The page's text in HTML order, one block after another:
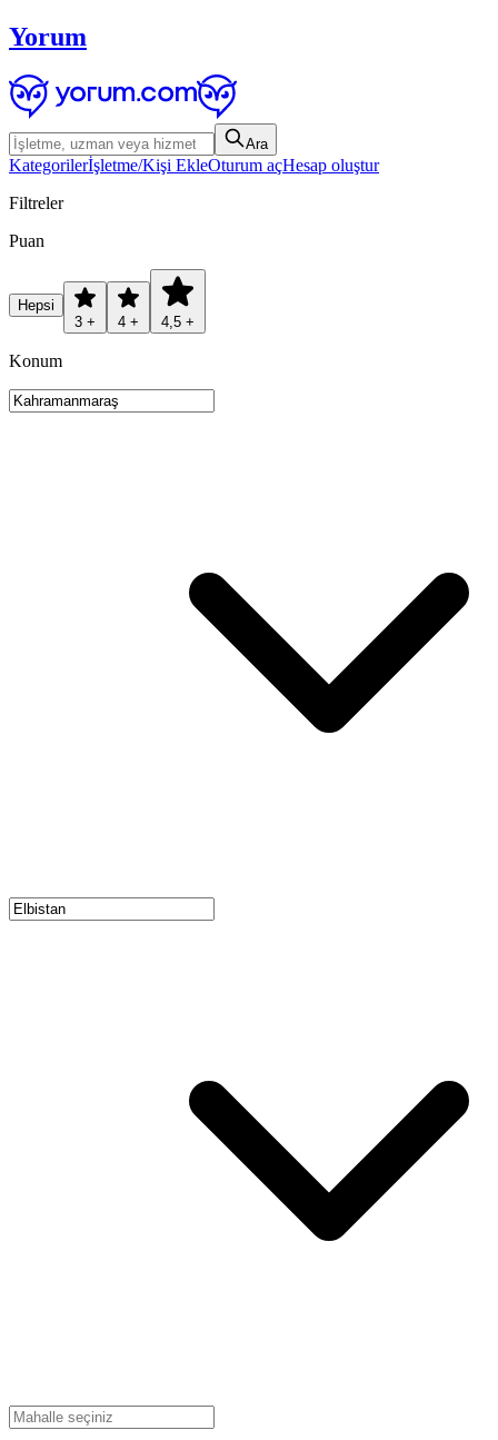
Yorum
Ara
Kategorilerİşletme/Kişi EkleOturum açHesap oluştur
Filtreler
Puan
Hepsi
3 +
4 + 4,5 +
Konum